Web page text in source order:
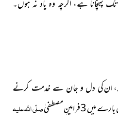
انکی دل و جان سے خدمت کرنے
3 فرامینِ مصطفیٰ
صلّی اللہ علیہ